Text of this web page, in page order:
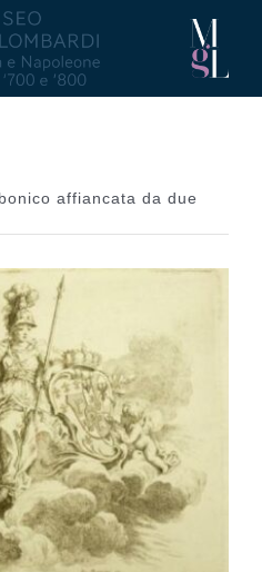
affiancata da due